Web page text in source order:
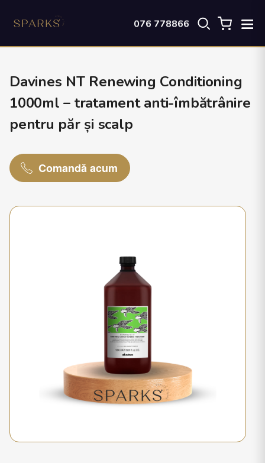
076 778866
Davines NT Renewing Conditioning
1000ml – tratament anti-îmbătrânire
pentru păr și scalp
Comandă acum